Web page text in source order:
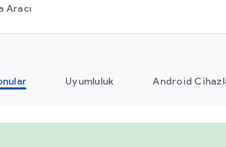
Aracı
Uyumluluk Android